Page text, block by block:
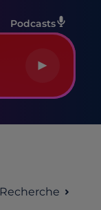
Podcasts
Recherche